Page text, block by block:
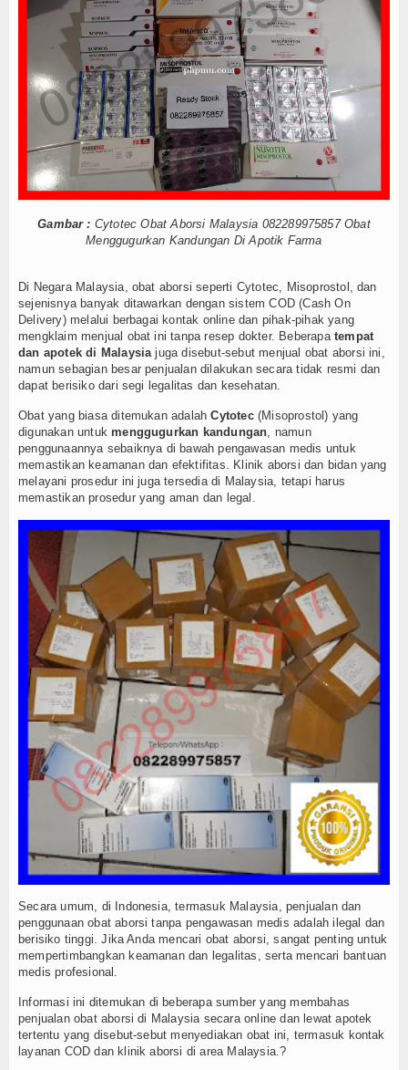
Internasional
Teknologi
Koleksi Video
Album Foto
E-Learning
Konsultasi
Lainnya
Kesehatan
Kuliner
Dalam Negeri
Luar Negeri
Hubungi Kami
Gambar : Cytotec Obat Aborsi Malaysia 082289975857 Obat
Menggugurkan Kandungan Di Apotik Farma
Di Negara Malaysia, obat aborsi seperti Cytotec, Misoprostol, dan
sejenisnya banyak ditawarkan dengan sistem COD (Cash On
Delivery) melalui berbagai kontak online dan pihak-pihak yang
mengklaim menjual obat ini tanpa resep dokter. Beberapa tempat
dan apotek di Malaysia juga disebut-sebut menjual obat aborsi ini,
namun sebagian besar penjualan dilakukan secara tidak resmi dan
dapat berisiko dari segi legalitas dan kesehatan.
Obat yang biasa ditemukan adalahCytotec(Misoprostol) yang
digunakan untukmenggugurkan kandungan , namun
penggunaannya sebaiknya di bawah pengawasan medis untuk
memastikan keamanan dan efektifitas. Klinik aborsi dan bidan yang
melayani prosedur ini juga tersedia di Malaysia, tetapi harus
memastikan prosedur yang aman dan legal.
Secara umum, di Indonesia, termasuk Malaysia, penjualan dan
penggunaan obat aborsi tanpa pengawasan medis adalah ilegal dan
berisiko tinggi. Jika Anda mencari obat aborsi, sangat penting untuk
mempertimbangkan keamanan dan legalitas, serta mencari bantuan
medis profesional.
Informasi ini ditemukan di beberapa sumber yang membahas
penjualan obat aborsi di Malaysia secara online dan lewat apotek
tertentu yang disebut-sebut menyediakan obat ini, termasuk kontak
layanan COD dan klinik aborsi di area Malaysia.?